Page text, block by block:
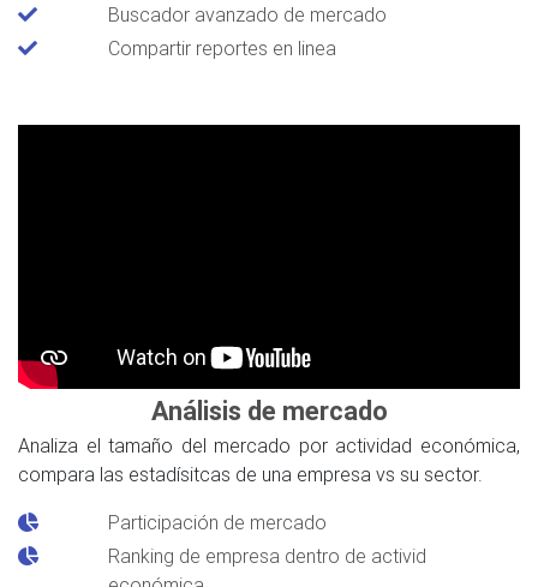
Buscador avanzado de mercado
Compartir reportes en linea
Análisis de mercado
Analiza el tamaño del mercado por actividad económica,
compara las estadísitcas de una empresa vs su sector.
Participación de mercado
Ranking de empresa dentro de activid